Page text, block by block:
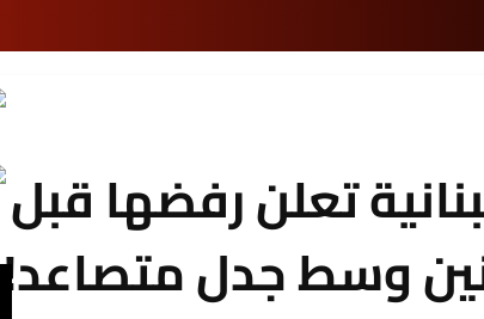
تعلن رفضها قبل
وسط جدل متصاعد!